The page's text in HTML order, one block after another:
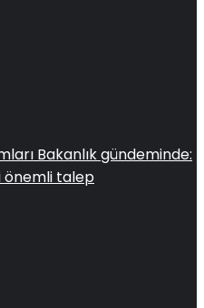
Bakanlık gündeminde:
önemli talep